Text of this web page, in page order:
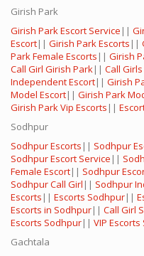
Girish Park
Girish Park Escort Service ||
Escort|| Girish Park Escorts ||
Park Female Escorts || Girish
Call Girl Girish Park|| Call
Independent Escort|| Girish
Model Escort|| Girish Park
Girish Park Vip Escorts ||
Sodhpur
Sodhpur Escorts || Sodhpur
Sodhpur Escort Service ||
Female Escort|| Sodhpur
Sodhpur Call Girl || Sodhpur
Escorts || Escorts Sodhpur||
Escorts in Sodhpur|| Call Girl
Escorts Sodhpur|| VIP
Gachtala